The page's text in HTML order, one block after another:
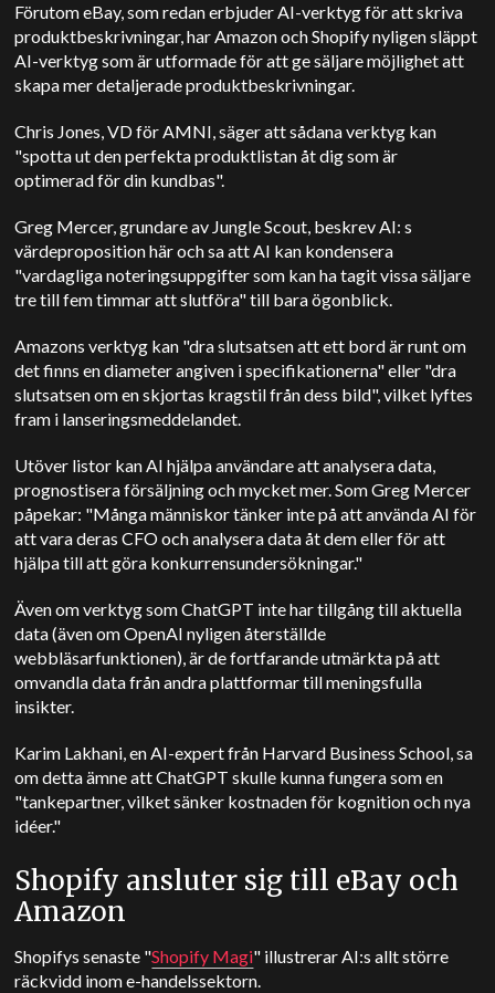
Förutom eBay, som redan erbjuder AI-verktyg för att skriva
produktbeskrivningar, har Amazon och Shopify nyligen släppt
AI-verktyg som är utformade för att ge säljare möjlighet att
skapa mer detaljerade produktbeskrivningar.
Chris Jones, VD för AMNI, säger att sådana verktyg kan
"spotta ut den perfekta produktlistan åt dig som är
optimerad för din kundbas".
Greg Mercer, grundare av Jungle Scout, beskrev AI: s
värdeproposition här och sa att AI kan kondensera
"vardagliga noteringsuppgifter som kan ha tagit vissa säljare
tre till fem timmar att slutföra" till bara ögonblick.
Amazons verktyg kan "dra slutsatsen att ett bord är runt om
det finns en diameter angiven i specifikationerna" eller "dra
slutsatsen om en skjortas kragstil från dess bild", vilket lyftes
fram i lanseringsmeddelandet.
Utöver listor kan AI hjälpa användare att analysera data,
prognostisera försäljning och mycket mer. Som Greg Mercer
påpekar: "Många människor tänker inte på att använda AI för
att vara deras CFO och analysera data åt dem eller för att
hjälpa till att göra konkurrensundersökningar."
Även om verktyg som ChatGPT inte har tillgång till aktuella
data (även om OpenAI nyligen återställde
webbläsarfunktionen), är de fortfarande utmärkta på att
omvandla data från andra plattformar till meningsfulla
insikter.
Karim Lakhani, en AI-expert från Harvard Business School, sa
om detta ämne att ChatGPT skulle kunna fungera som en
"tankepartner, vilket sänker kostnaden för kognition och nya
idéer."
Shopify ansluter sig till eBay och
Amazon
Shopifys senaste "Shopify Magi" illustrerar AI:s allt större
räckvidd inom e-handelssektorn.